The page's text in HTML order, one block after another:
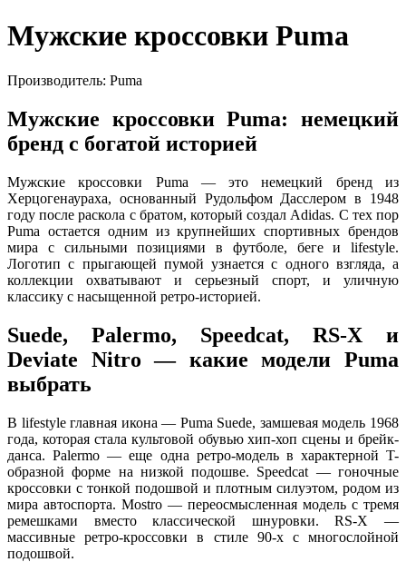
Мужские кроссовки Puma
Производитель: Puma
Мужские кроссовки Puma: немецкий
бренд с богатой историей
Мужские кроссовки Puma — это немецкий бренд из
Херцогенаураха, основанный Рудольфом Дасслером в 1948
году после раскола с братом, который создал Adidas. С тех пор
Puma остается одним из крупнейших спортивных брендов
мира с сильными позициями в футболе, беге и lifestyle.
Логотип с прыгающей пумой узнается с одного взгляда, а
коллекции охватывают и серьезный спорт, и уличную
классику с насыщенной ретро-историей.
Suede, Palermo, Speedcat, RS-X и
Deviate Nitro — какие модели Puma
выбрать
В lifestyle главная икона — Puma Suede, замшевая модель 1968
года, которая стала культовой обувью хип-хоп сцены и брейк-
данса. Palermo — еще одна ретро-модель в характерной T-
образной форме на низкой подошве. Speedcat — гоночные
кроссовки с тонкой подошвой и плотным силуэтом, родом из
мира автоспорта. Mostro — переосмысленная модель с тремя
ремешками вместо классической шнуровки. RS-X —
массивные ретро-кроссовки в стиле 90-х с многослойной
подошвой.